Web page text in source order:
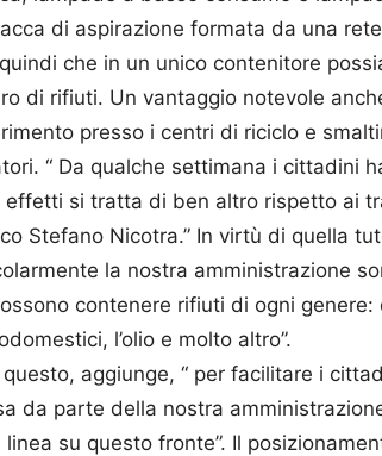
di aspirazione formata da una
che in un unico contenitore
di rifiuti. Un vantaggio notevole
presso i centri di riciclo e
“ Da qualche settimana i cittadini
effetti si tratta di ben altro rispetto ai
Stefano Nicotra.” In virtù di quella
la nostra amministrazione
contenere rifiuti di ogni
l’olio e molto altro”.
aggiunge, “ per facilitare i
da parte della nostra
linea su questo fronte”. Il